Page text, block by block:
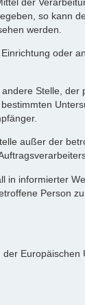
so kann
werden.
oder
Stelle,
außer der
informierter
Person